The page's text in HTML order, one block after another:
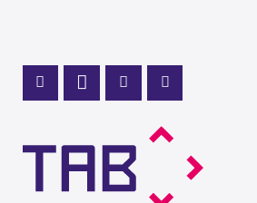
Profil Mastodon
LinkedIn Profil
Instagram
Youtube